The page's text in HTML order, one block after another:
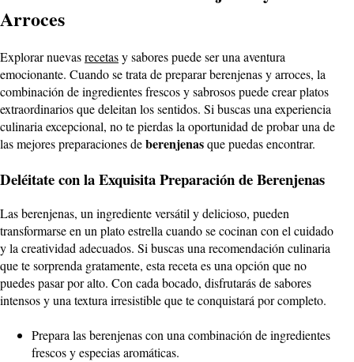
Arroces
Explorar nuevasrecetasy sabores puede ser una aventura
emocionante. Cuando se trata de preparar berenjenas y arroces, la
combinación de ingredientes frescos y sabrosos puede crear platos
extraordinarios que deleitan los sentidos. Si buscas una experiencia
culinaria excepcional, no te pierdas la oportunidad de probar una de
las mejores preparaciones deberenjenasque puedas encontrar.
Deléitate con la Exquisita Preparación de Berenjenas
Las berenjenas, un ingrediente versátil y delicioso, pueden
transformarse en un plato estrella cuando se cocinan con el cuidado
y la creatividad adecuados. Si buscas una recomendación culinaria
que te sorprenda gratamente, esta receta es una opción que no
puedes pasar por alto. Con cada bocado, disfrutarás de sabores
intensos y una textura irresistible que te conquistará por completo.
Prepara las berenjenas con una combinación de ingredientes
frescos y especias aromáticas.